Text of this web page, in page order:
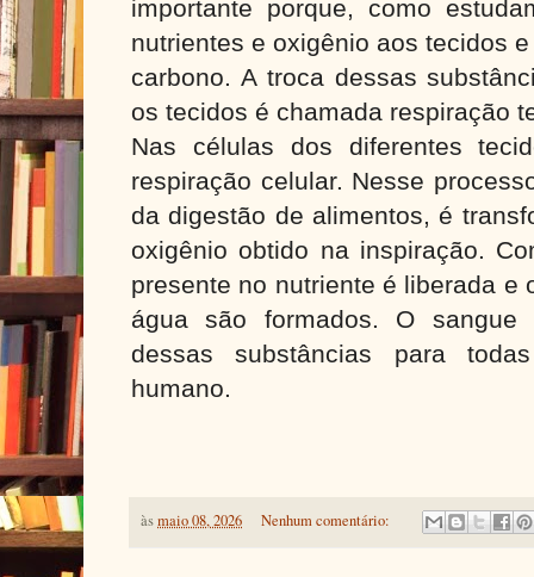
importante porque, como
nutrientes e oxigênio aos tecidos
carbono. A troca dessas
os tecidos é chamada respiração
Nas células dos diferentes
respiração celular. Nesse
da digestão de alimentos, é
oxigênio obtido na inspiração.
presente no nutriente é liberada e
água são formados. O sangue
dessas substâncias para
humano.
àsmaio 08, 2026 Nenhum comentário: